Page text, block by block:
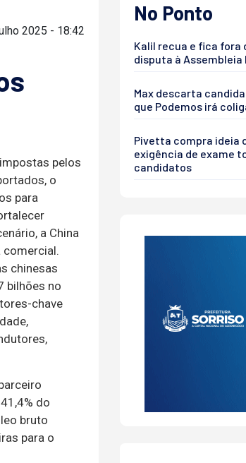
2025 - 18:42
pelos
o
para
a China
comercial.
chinesas
bilhões no
chave
do
bruto
para o
No Ponto
Kalil recua e fica fora
disputa à
Max descarta
que Podemos irá
Pivetta compra ideia
exigência de exame
candidatos